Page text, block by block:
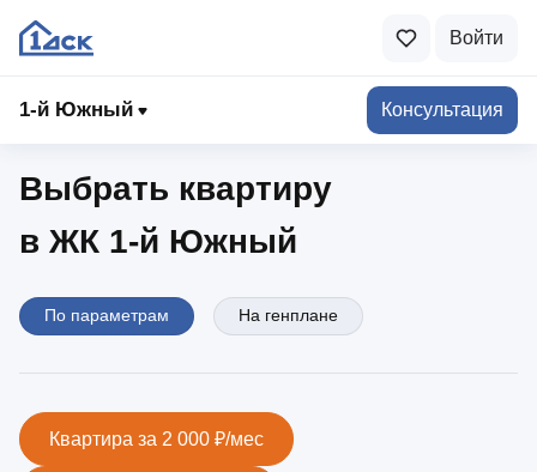
Войти
1-й Южный Консультация
1‑й Южный
Выбрать квартиру
в ЖК 1‑й Южный
По параметрам На генплане
Квартира за 2 000 ₽/мес